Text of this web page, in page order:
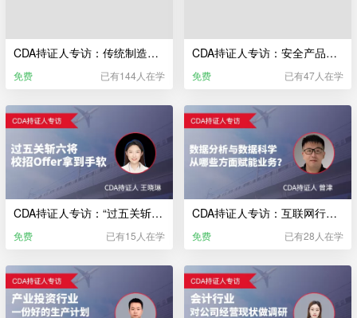
CDA持证人专访：传统制造业，如何进行数据分析？能否改善经营情况？
免费 已有144人在学
CDA持证人专访：安全产品研发，大数据能起到什么作用？
免费 已有47人在学
CDA持证人专访：“过五关斩六将”校招 Offer 拿到手软？
免费 已有15人在学
CDA持证人专访：互联网行业—数据分析与数据科学从哪些方面赋能业务？
免费 已有28人在学